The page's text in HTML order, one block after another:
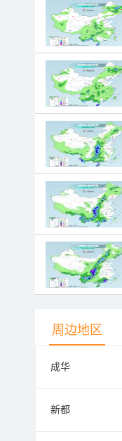
周边地区
成华
新都